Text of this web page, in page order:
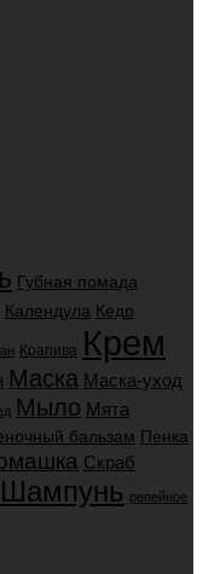
Губная помада
Календула Кедр
Крапива Крем
Маска Маска-уход
Мыло Мята
бальзам Пенка
Скраб
Шампунь репейное